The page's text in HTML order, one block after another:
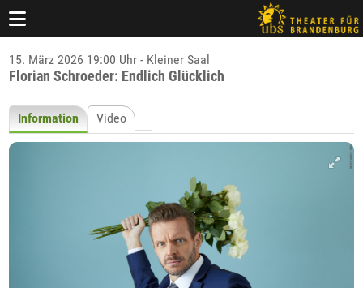
15. März 2026 19:00 Uhr - Kleiner Saal
Florian Schroeder: Endlich Glücklich
Information Video